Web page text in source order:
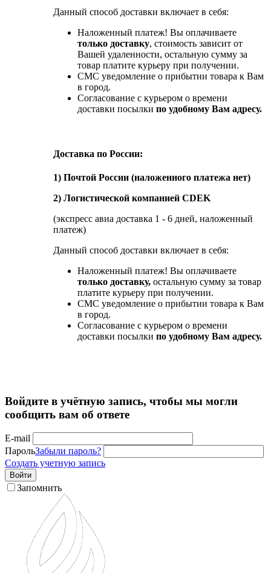
Данный способ доставки включает в себя:
Наложенный платеж! Вы оплачиваете
только доставку, стоимость зависит от
Вашей удаленности, остальную сумму за
товар платите курьеру при получении.
СМС уведомление о прибытии товара к Вам
в город.
Согласование с курьером о времени
доставки посылки по удобному Вам адресу.
Доставка по России:
1) Почтой России (наложенного платежа нет)
2) Логистической компанией CDEK
(экспресс авиа доставка 1 - 6 дней, наложенный
платеж)
Данный способ доставки включает в себя:
Наложенный платеж! Вы оплачиваете
только доставку, остальную сумму за товар
платите курьеру при получении.
СМС уведомление о прибытии товара к Вам
в город.
Согласование с курьером о времени
доставки посылки по удобному Вам адресу.
Войдите в учётную запись, чтобы мы могли
сообщить вам об ответе
E-mail
ПарольЗабыли пароль?
Создать учетную запись
Войти
Запомнить